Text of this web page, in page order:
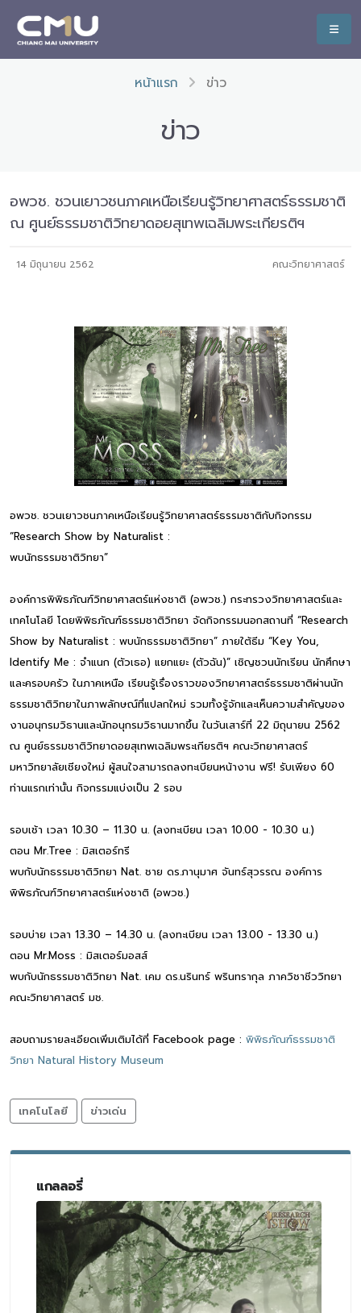
หน้าแรก ข่าว
ข่าว
อพวช. ชวนเยาวชนภาคเหนือเรียนรู้วิทยาศาสตร์ธรรมชาติ
ณ ศูนย์ธรรมชาติวิทยาดอยสุเทพเฉลิมพระเกียรติฯ
14 มิถุนายน 2562 คณะวิทยาศาสตร์
อพวช. ชวนเยาวชนภาคเหนือเรียนรู้วิทยาศาสตร์ธรรมชาติกับกิจกรรม
“Research Show by Naturalist :
พบนักธรรมชาติวิทยา”
องค์การพิพิธภัณฑ์วิทยาศาสตร์แห่งชาติ (อพวช.) กระทรวงวิทยาศาสตร์และ
เทคโนโลยี โดยพิพิธภัณฑ์ธรรมชาติวิทยา จัดกิจกรรมนอกสถานที่ “Research
Show by Naturalist : พบนักธรรมชาติวิทยา” ภายใต้ธีม “Key You,
Identify Me : จำแนก (ตัวเธอ) แยกแยะ (ตัวฉัน)” เชิญชวนนักเรียน นักศึกษา
และครอบครัว ในภาคเหนือ เรียนรู้เรื่องราวของวิทยาศาสตร์ธรรมชาติผ่านนัก
ธรรมชาติวิทยาในภาพลักษณ์ที่แปลกใหม่ รวมทั้งรู้จักและเห็นความสำคัญของ
งานอนุกรมวิธานและนักอนุกรมวิธานมากขึ้น ในวันเสาร์ที่ 22 มิถุนายน 2562
ณ ศูนย์ธรรมชาติวิทยาดอยสุเทพเฉลิมพระเกียรติฯ คณะวิทยาศาสตร์
มหาวิทยาลัยเชียงใหม่ ผู้สนใจสามารถลงทะเบียนหน้างาน ฟรี! รับเพียง 60
ท่านแรกเท่านั้น กิจกรรมแบ่งเป็น 2 รอบ
รอบเช้า เวลา 10.30 – 11.30 น. (ลงทะเบียน เวลา 10.00 - 10.30 น.)
ตอน Mr.Tree : มิสเตอร์ทรี
พบกับนักธรรมชาติวิทยา Nat. ชาย ดร.ภานุมาศ จันทร์สุวรรณ องค์การ
พิพิธภัณฑ์วิทยาศาสตร์แห่งชาติ (อพวช.)
รอบบ่าย เวลา 13.30 – 14.30 น. (ลงทะเบียน เวลา 13.00 - 13.30 น.)
ตอน Mr.Moss : มิสเตอร์มอสส์
พบกับนักธรรมชาติวิทยา Nat. เคม ดร.นรินทร์ พรินทรากุล ภาควิชาชีววิทยา
คณะวิทยาศาสตร์ มช.
สอบถามรายละเอียดเพิ่มเติมได้ที่ Facebook page : พิพิธภัณฑ์ธรรมชาติ
วิทยา Natural History Museum
เทคโนโลยี ข่าวเด่น
แกลลอรี่